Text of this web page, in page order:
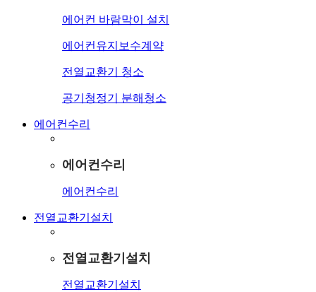
에어컨 바람막이 설치
에어컨유지보수계약
전열교환기 청소
공기청정기 분해청소
에어컨수리
에어컨수리
에어컨수리
전열교환기설치
전열교환기설치
전열교환기설치